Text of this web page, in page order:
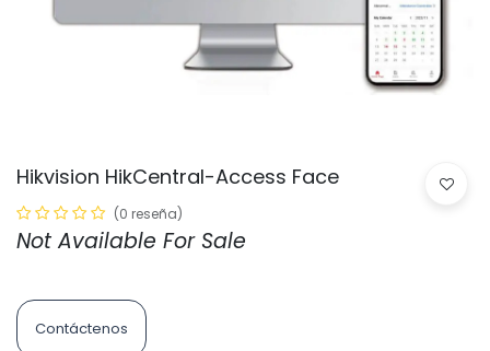
Hikvision HikCentral-Access Face
(0 reseña)
Not Available For Sale
Contáctenos